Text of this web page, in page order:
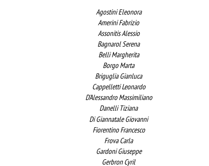
Agostini Eleonora
Amerini Fabrizio
Assonitis Alessio
Bagnarol Serena
Belli Margherita
Borgo Marta
Briguglia Gianluca
Cappelletti Leonardo
D’Alessandro Massimiliano
Danelli Tiziana
Di Giannatale Giovanni
Fiorentino Francesco
Frova Carla
Gardoni Giuseppe
Gerbron Cyril